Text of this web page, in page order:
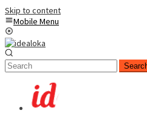
Skip to content
Mobile Menu